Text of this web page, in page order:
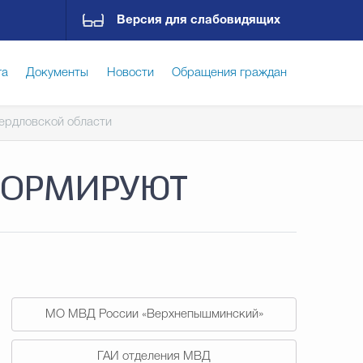
Версия для слабовидящих
Документы Новости Обращения граждан
комиссия Гостям Городского округа
области
МО МВД России «Верхнепышминский»
ГАИ отделения МВД